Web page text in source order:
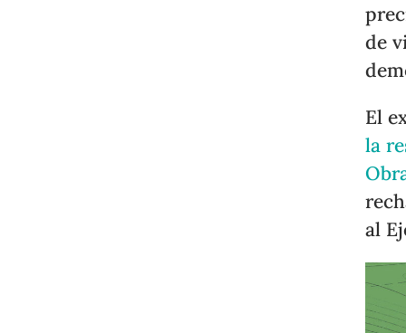
de
El
la
al